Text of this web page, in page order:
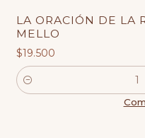
LA ORACIÓN DE LA
MELLO
$19.500
Cantidad